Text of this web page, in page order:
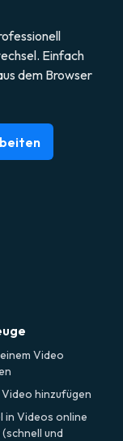
Einfach
dem Browser
Video
Video hinzufügen
in Videos online
und